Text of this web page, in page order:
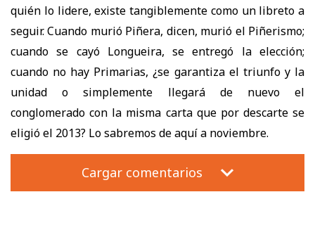
quién lo lidere, existe tangiblemente como un libreto a
seguir. Cuando murió Piñera, dicen, murió el Piñerismo;
cuando se cayó Longueira, se entregó la elección;
cuando no hay Primarias, ¿se garantiza el triunfo y la
unidad o simplemente llegará de nuevo el
conglomerado con la misma carta que por descarte se
eligió el 2013? Lo sabremos de aquí a noviembre.
Cargar comentarios